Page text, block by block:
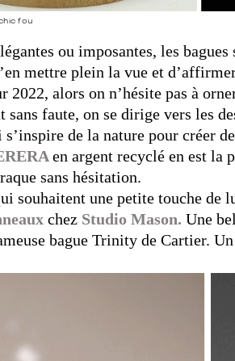
fou
ou imposantes, les
mettre plein la vue et
2022, alors on n’hésite pas à
sans faute, on se dirige vers les
s’inspire de la nature pour créer
en argent recyclé en est la
sans hésitation.
souhaitent une petite touche de
chez Studio Mason. Une
bague Trinity de Cartier.